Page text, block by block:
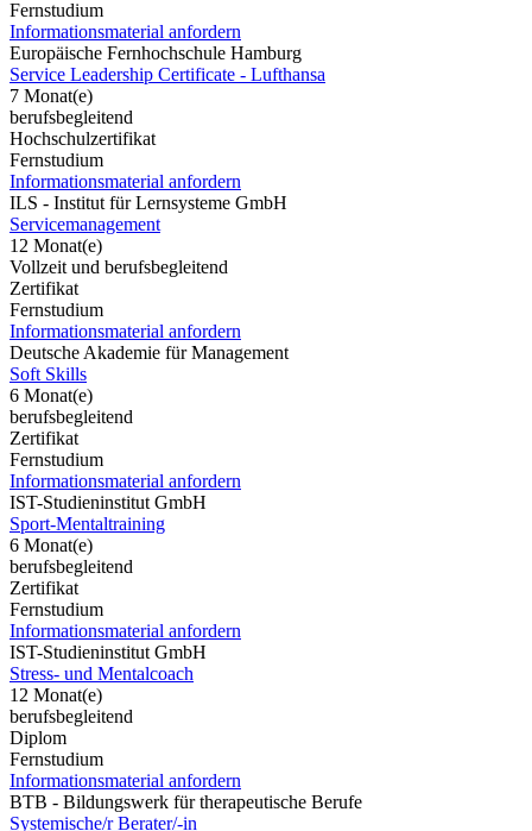
Fernstudium
Informationsmaterial anfordern
Europäische Fernhochschule Hamburg
Service Leadership Certificate - Lufthansa
7 Monat(e)
berufsbegleitend
Hochschulzertifikat
Fernstudium
Informationsmaterial anfordern
ILS - Institut für Lernsysteme GmbH
Servicemanagement
12 Monat(e)
Vollzeit und berufsbegleitend
Zertifikat
Fernstudium
Informationsmaterial anfordern
Deutsche Akademie für Management
Soft Skills
6 Monat(e)
berufsbegleitend
Zertifikat
Fernstudium
Informationsmaterial anfordern
IST-Studieninstitut GmbH
Sport-Mentaltraining
6 Monat(e)
berufsbegleitend
Zertifikat
Fernstudium
Informationsmaterial anfordern
IST-Studieninstitut GmbH
Stress- und Mentalcoach
12 Monat(e)
berufsbegleitend
Diplom
Fernstudium
Informationsmaterial anfordern
BTB - Bildungswerk für therapeutische Berufe
Systemische/r Berater/-in